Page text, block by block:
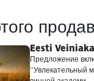
Eesti
Предложение
''Увлекательный